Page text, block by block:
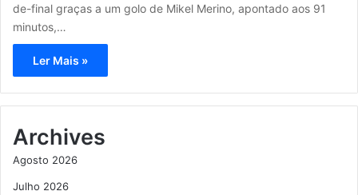
de-final graças a um golo de Mikel Merino, apontado aos 91
minutos,…
Ler Mais »
Archives
Agosto 2026
Julho 2026